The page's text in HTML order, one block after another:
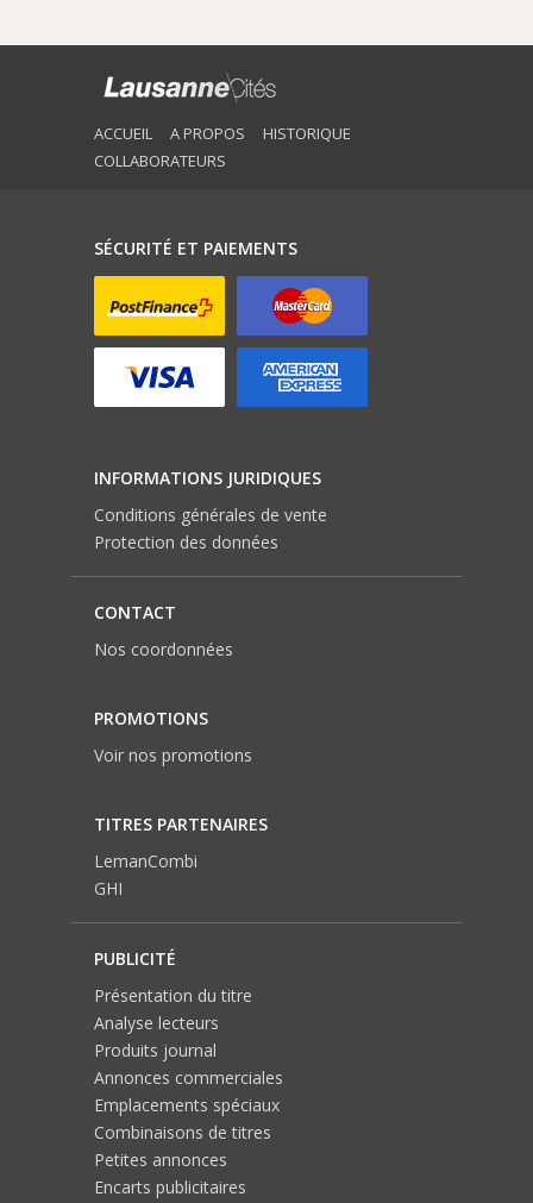
ACCUEIL A PROPOS
HISTORIQUE
COLLABORATEURS
SÉCURITÉ ET PAIEMENTS
INFORMATIONS JURIDIQUES
Conditions générales de vente
Protection des données
CONTACT
Nos coordonnées
PROMOTIONS
Voir nos promotions
TITRES PARTENAIRES
LemanCombi
GHI
PUBLICITÉ
Présentation du titre
Analyse lecteurs
Produits journal
Annonces commerciales
Emplacements spéciaux
Combinaisons de titres
Petites annonces
Encarts publicitaires